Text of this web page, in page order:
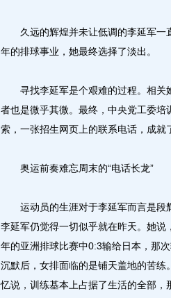
久远的辉煌并未让低调的李延军一
年的排球事业，她最终选择了淡出。
寻找李延军是个艰难的过程。相关
者也是微乎其微。最终，中央党工委
索，一张招生网页上的联系电话，成就
奥运前奏难忘周末的“电话长龙”
运动员的生涯对于李延军而言是段
李延军仍觉得一切似乎就在昨天。她
年的亚洲排球比赛中0:3输给日本，那
沉默后，女排面临的是铺天盖地的苦练
忆说，训练基本上占据了生活的全部